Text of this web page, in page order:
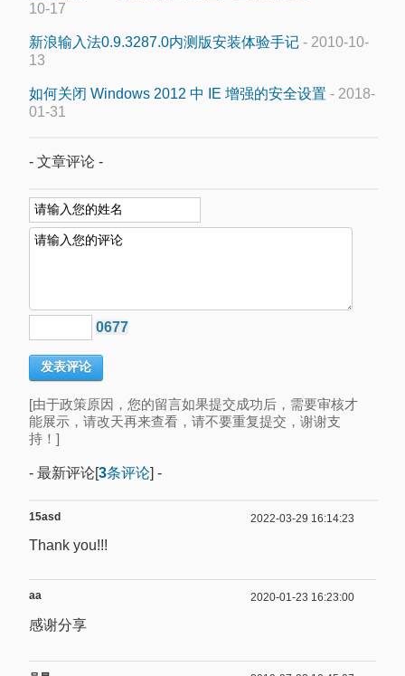
10-17
新浪输入法0.9.3287.0内测版安装体验手记 - 2010-10-
13
如何关闭 Windows 2012 中 IE 增强的安全设置 - 2018-
01-31
- 文章评论 -
0677
[由于政策原因，您的留言如果提交成功后，需要审核才
能展示，请改天再来查看，请不要重复提交，谢谢支
持！]
- 最新评论[3条评论] -
15asd 2022-03-29 16:14:23
Thank you!!!
aa 2020-01-23 16:23:00
感谢分享